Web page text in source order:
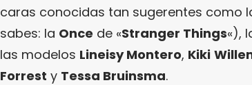
caras conocidas tan sugerentes como
sabes: la Once de «Stranger Things«),
las modelos Lineisy Montero, Kiki
Forrest y Tessa Bruinsma.